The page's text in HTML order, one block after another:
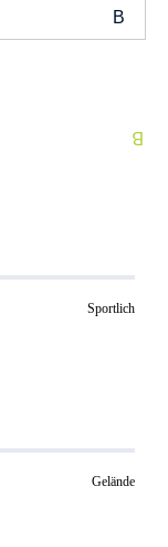
Sportlich
Gelände